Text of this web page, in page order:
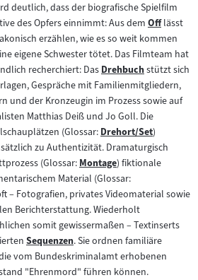
deutlich, dass der biografische Spielfilm
des Opfers einnimmt: Aus dem Zum
Inhalt:
Offlässt
erzählen, wie es so weit kommen
eigene Schwester tötet. Das Filmteam hat
recherchiert: DasZum
Inhalt:
Drehbuchstützt sich
Gespräche mit Familienmitgliedern,
und der Kronzeugin im Prozess sowie auf
Matthias Deiß und Jo Goll. Die
(Glossar:Zum
Inhalt:
Drehort/Set)
zu Authentizität. Dramaturgisch
(Glossar:Zum
Inhalt:
Montage) fiktionale
Material (Glossar:
– Fotografien, privates Videomaterial sowie
Berichterstattung. Wiederholt
somit gewissermaßen – Textinserts
Zum
Inhalt:
Sequenzen. Sie ordnen familiäre
vom Bundeskriminalamt erhobenen
"Ehrenmord" führen können.